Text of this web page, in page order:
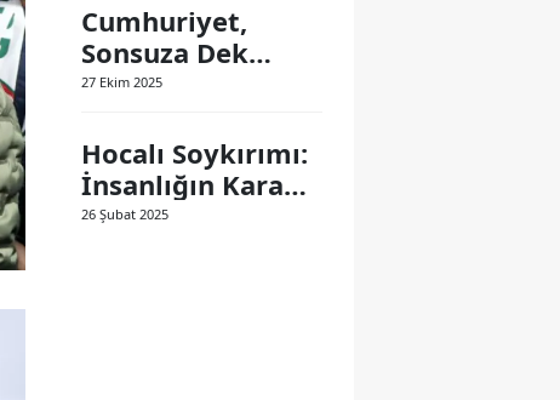
Cumhuriyet,
Sonsuza Dek
Yaşayacak
27 Ekim 2025
Hocalı Soykırımı:
İnsanlığın Kara
Lekesi
26 Şubat 2025